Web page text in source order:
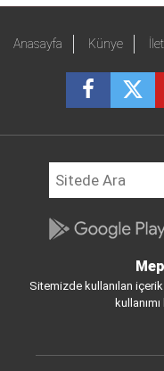
Anasayfa Künye
Sitemizde kullanılan